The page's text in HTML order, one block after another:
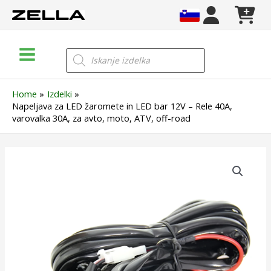
Menu
Products
search
Home
Izdelki
Napeljava za LED žaromete in LED bar 12V – Rele 40A,
varovalka 30A, za avto, moto, ATV, off-road